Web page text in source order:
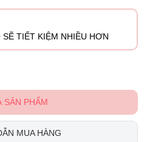
SẼ TIẾT KIỆM NHIỀU HƠN
SẢN PHẨM
MUA HÀNG